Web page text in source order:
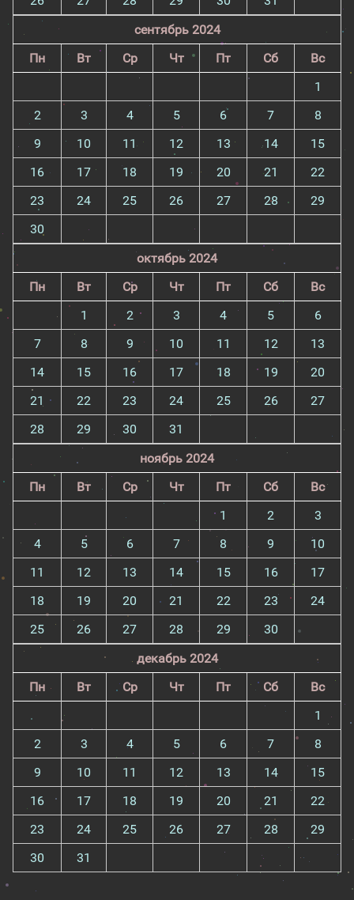
сентябрь 2024
Пн
Вт Ср Чт Пт Сб
Вс
1
2
3 4 5 6 7
8
9
10 11 12 13 14
15
16
17 18 19 20 21
22
23
24 25 26 27 28
29
30
октябрь 2024
Пн
Вт Ср Чт Пт Сб
Вс
1
2 3 4 5
6
7
8 9 10 11 12
13
14
15 16 17 18 19
20
21
22 23 24 25 26
27
28
29 30
31
ноябрь 2024
Пн
Вт Ср Чт Пт Сб
Вс
1
2
3
4
5 6 7 8 9
10
11
12 13 14 15 16
17
18
19 20 21 22 23
24
25
26 27 28 29
30
декабрь 2024
Пн
Вт Ср Чт Пт Сб
Вс
1
2
3 4 5 6 7
8
9
10 11 12 13 14
15
16
17 18 19 20 21
22
23
24 25 26 27 28
29
30
31